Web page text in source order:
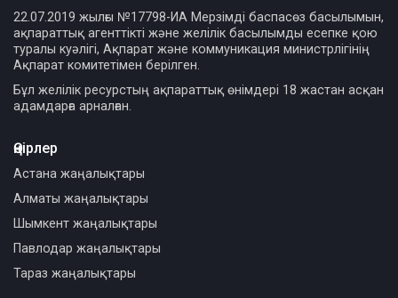
22.07.2019 жылғы №17798-ИА Мерзімді баспасөз басылымын,
ақпараттық агенттікті және желілік басылымды есепке қою
туралы куәлігі, Ақпарат және коммуникация министрлігінің
Ақпарат комитетімен берілген.
Бұл желілік ресурстың ақпараттық өнімдері 18 жастан асқан
адамдарға арналған.
Өңірлер
Астана жаңалықтары
Алматы жаңалықтары
Шымкент жаңалықтары
Павлодар жаңалықтары
Тараз жаңалықтары